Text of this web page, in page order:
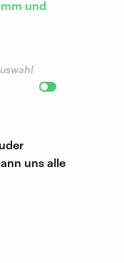
und
uns alle